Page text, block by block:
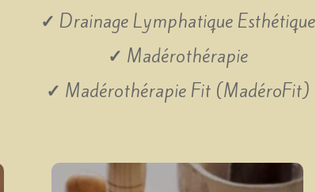
✓ Drainage Lymphatique Esthétique
✓ Madérothérapie
✓ Madérothérapie Fit (MadéroFit)